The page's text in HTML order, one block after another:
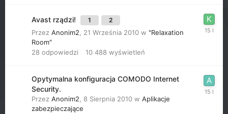
Avast rządzi! 1 2
Przez Anonim2 21 Września 2010 w "Relaxation
Room"
28 odpowiedzi 10 488 wyświetleń
Opytymalna konfiguracja COMODO Internet
Security.
Przez Anonim2 8 Sierpnia 2010 w Aplikacje
zabezpieczające